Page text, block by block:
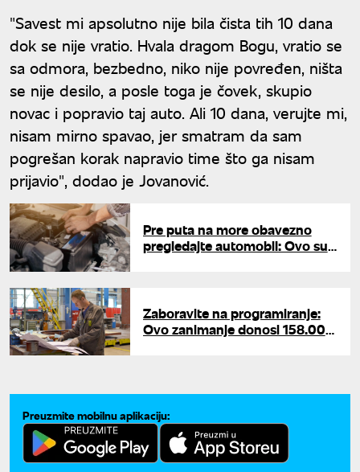
"Savest mi apsolutno nije bila čista tih 10 dana
dok se nije vratio. Hvala dragom Bogu, vratio se
sa odmora, bezbedno, niko nije povređen, ništa
se nije desilo, a posle toga je čovek, skupio
novac i popravio taj auto. Ali 10 dana, verujte mi,
nisam mirno spavao, jer smatram da sam
pogrešan korak napravio time što ga nisam
prijavio", dodao je Jovanović.
Pre puta na more obavezno
pregledajte automobil: Ovo su
Zaboravite na programiranje:
Ovo zanimanje donosi 158.000
Preuzmite mobilnu aplikaciju: